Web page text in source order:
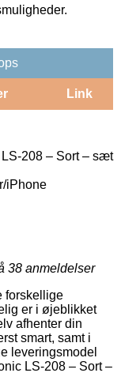
Link
208 – Sort – sæt
iPhone
38 anmeldelser
forskellige
er i øjeblikket
afhenter din
smart, samt i
leveringsmodel
LS-208 – Sort –